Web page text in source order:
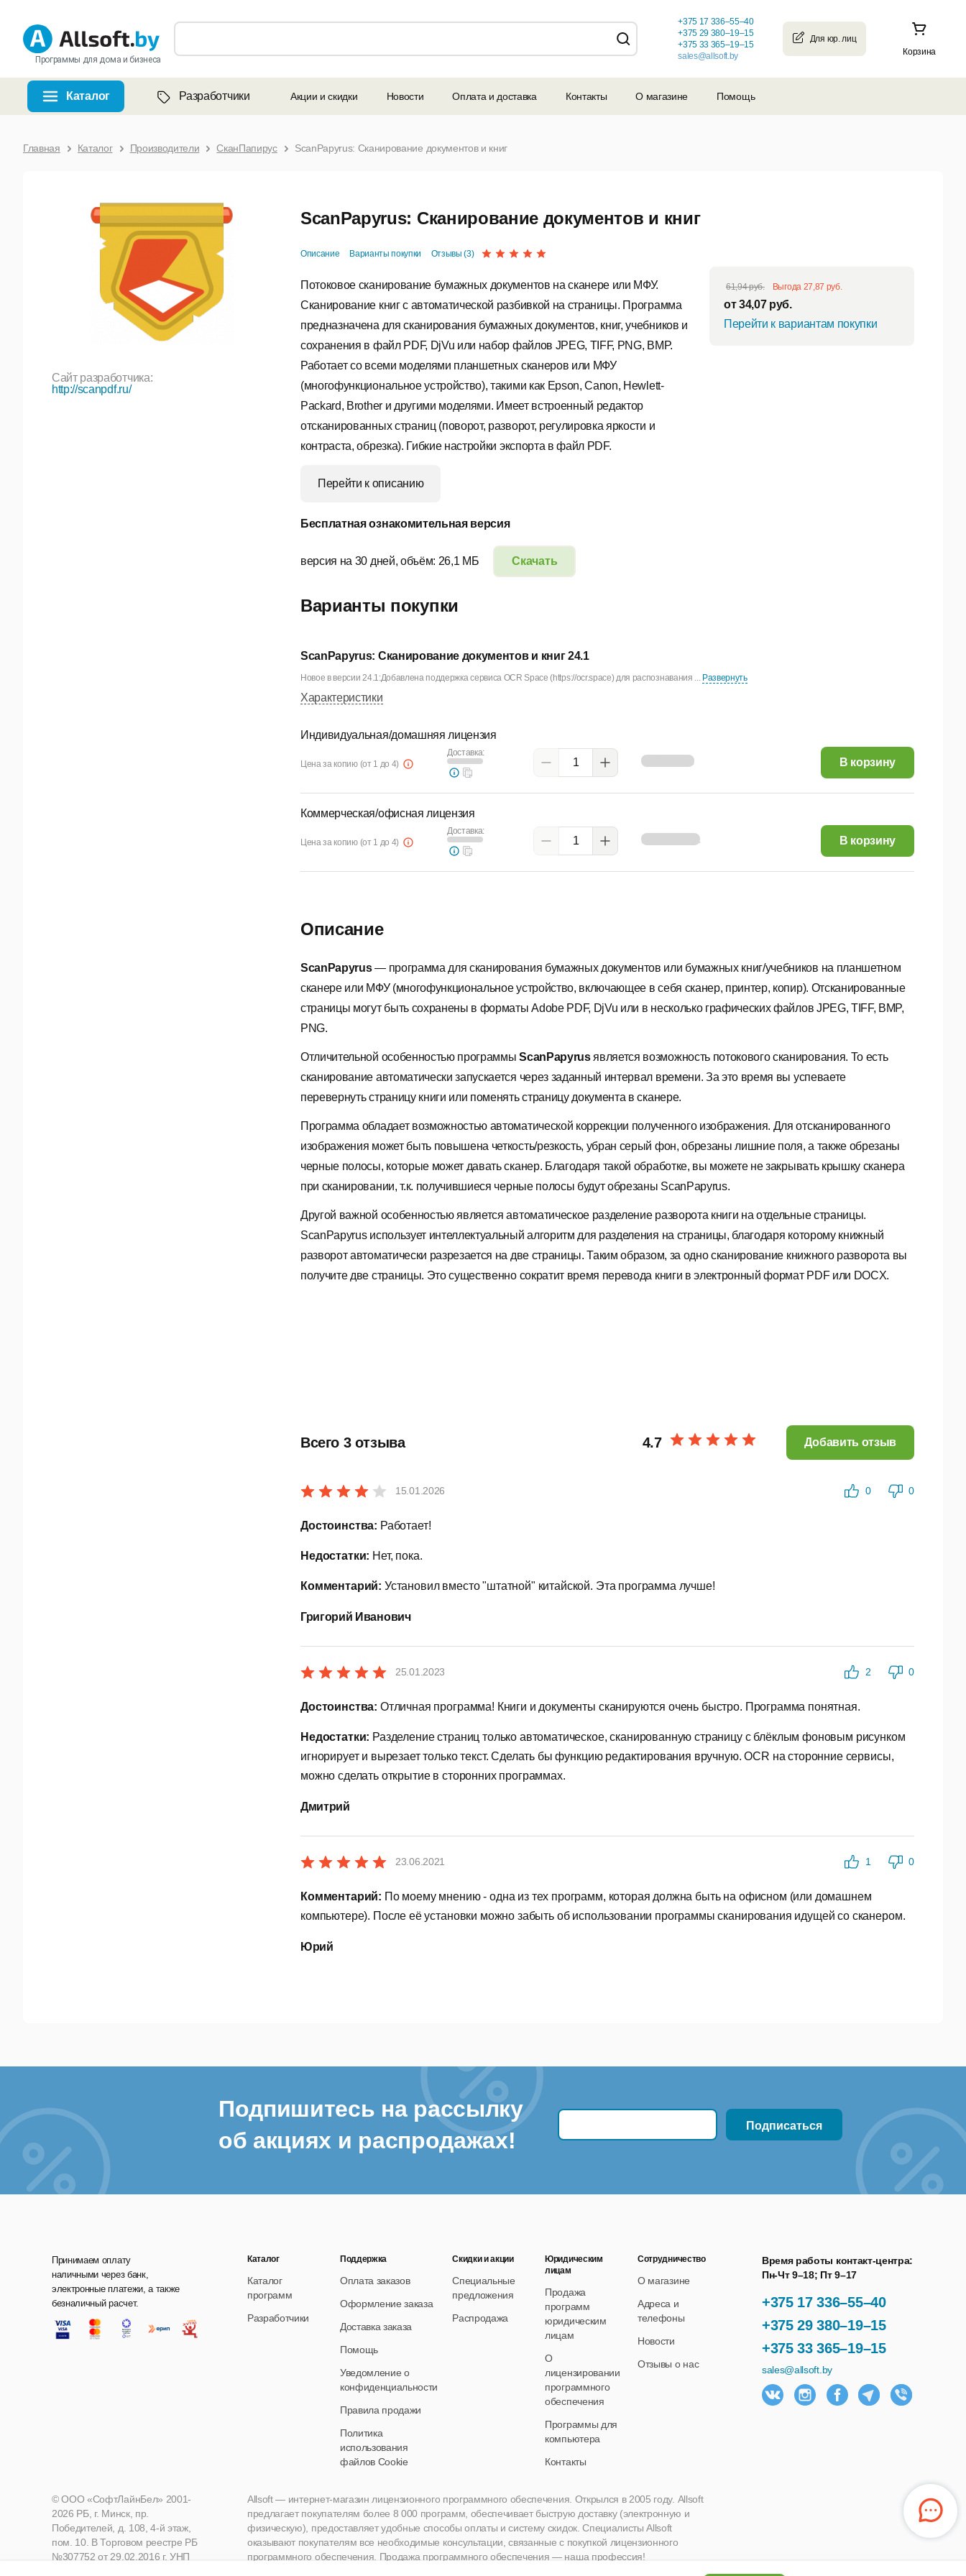
Программы для дома и бизнеса
Корзина
+375 17 336–55–40
+375 29 380–19–15
+375 33 365–19–15
sales@allsoft.by
Каталог Разработчики Акции и скидки Новости Оплата и доставка Контакты О магазине Помощь
Главная Каталог Производители СканПапирус ScanPapyrus: Сканирование документов и книг
ScanPapyrus: Сканирование документов и книг
Описание Варианты покупки Отзывы (3)
Сайт разработчика:
http://scanpdf.ru/
Потоковое сканирование бумажных документов на сканере или МФУ.
Сканирование книг с автоматической разбивкой на страницы. Программа
предназначена для сканирования бумажных документов, книг, учебников и
сохранения в файл PDF, DjVu или набор файлов JPEG, TIFF, PNG, BMP.
Работает со всеми моделями планшетных сканеров или МФУ
(многофункциональное устройство), такими как Epson, Canon, Hewlett-
Packard, Brother и другими моделями. Имеет встроенный редактор
отсканированных страниц (поворот, разворот, регулировка яркости и
контраста, обрезка). Гибкие настройки экспорта в файл PDF.
Перейти к описанию
61,94 руб. Выгода 27,87 руб.
от34,07руб.
Перейти к вариантам покупки
Бесплатная ознакомительная версия
Скачать
версия на 30 дней, объём: 26,1 МБ
Описание
ScanPapyrus— программа для сканирования бумажных документов или бумажных книг/учебников на планшетном
сканере или МФУ (многофункциональное устройство, включающее в себя сканер, принтер, копир). Отсканированные
страницы могут быть сохранены в форматы Adobe PDF, DjVu или в несколько графических файлов JPEG, TIFF, BMP,
PNG.
Отличительной особенностью программыScanPapyrusявляется возможность потокового сканирования. То есть
сканирование автоматически запускается через заданный интервал времени. За это время вы успеваете
перевернуть страницу книги или поменять страницу документа в сканере.
Программа обладает возможностью автоматической коррекции полученного изображения. Для отсканированного
изображения может быть повышена четкость/резкость, убран серый фон, обрезаны лишние поля, а также обрезаны
черные полосы, которые может давать сканер. Благодаря такой обработке, вы можете не закрывать крышку сканера
при сканировании, т.к. получившиеся черные полосы будут обрезаны ScanPapyrus.
Другой важной особенностью является автоматическое разделение разворота книги на отдельные страницы.
ScanPapyrus использует интеллектуальный алгоритм для разделения на страницы, благодаря которому книжный
разворот автоматически разрезается на две страницы. Таким образом, за одно сканирование книжного разворота вы
получите две страницы. Это существенно сократит время перевода книги в электронный формат PDF или DOCX.
Варианты покупки
ScanPapyrus: Сканирование документов и книг 24.1
Новое в версии 24.1:Добавлена поддержка сервиса OCR Space (https://ocr.space) для распознавания ... Развернуть
Характеристики
Индивидуальная/домашняя лицензия
Цена за копию (от 1 до 4)
Доставка:
61,94 руб. В корзину
Коммерческая/офисная лицензия
Цена за копию (от 1 до 4)
Доставка:
190,61 руб. В корзину
Всего 3 отзыва 4.7 Добавить отзыв
15.01.2026 0 0
Достоинства: Работает!
Недостатки: Нет, пока.
Комментарий: Установил вместо "штатной" китайской. Эта программа лучше!
Григорий Иванович
25.01.2023 2 0
Достоинства: Отличная программа! Книги и документы сканируются очень быстро. Программа понятная.
Недостатки: Разделение страниц только автоматическое, сканированную страницу с блёклым фоновым рисунком
игнорирует и вырезает только текст. Сделать бы функцию редактирования вручную. OCR на сторонние сервисы,
можно сделать открытие в сторонних программах.
Дмитрий
23.06.2021 1 0
Комментарий: По моему мнению - одна из тех программ, которая должна быть на офисном (или домашнем
компьютере). После её установки можно забыть об использовании программы сканирования идущей со сканером.
Юрий
Подпишитесь на рассылку
об акциях и распродажах!
Принимаем оплату
наличными через банк,
электронные платежи, а также
безналичный расчет.
+375 17 336–55–40
+375 29 380–19–15
+375 33 365–19–15
Время работы контакт-центра:
Пн-Чт 9–18; Пт 9–17
sales@allsoft.by
Каталог
Каталог
программ
Разработчики
Поддержка
Оплата заказов
Оформление заказа
Доставка заказа
Помощь
Уведомление о
конфиденциальности
Правила продажи
Политика
использования
файлов Cookie
Скидки и акции
Специальные
предложения
Распродажа
Юридическим
лицам
Продажа
программ
юридическим
лицам
О
лицензировании
программного
обеспечения
Программы для
компьютера
Контакты
Сотрудничество
О магазине
Адреса и
телефоны
Новости
Отзывы о нас
Allsoft — интернет-магазин лицензионного программного обеспечения. Открылся в 2005 году. Allsoft
предлагает покупателям более 8 000 программ, обеспечивает быструю доставку (электронную и
физическую), предоставляет удобные способы оплаты и систему скидок. Специалисты Allsoft
оказывают покупателям все необходимые консультации, связанные с покупкой лицензионного
программного обеспечения. Продажа программного обеспечения — наша профессия!
© ООО «СофтЛайнБел» 2001-
2026 РБ, г. Минск, пр.
Победителей, д. 108, 4-й этаж,
пом. 10. В Торговом реестре РБ
№307752 от 29.02.2016 г. УНП